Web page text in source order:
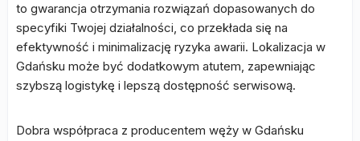
to gwarancja otrzymania rozwiązań dopasowanych do
specyfiki Twojej działalności, co przekłada się na
efektywność i minimalizację ryzyka awarii. Lokalizacja w
Gdańsku może być dodatkowym atutem, zapewniając
szybszą logistykę i lepszą dostępność serwisową.
Dobra współpraca z producentem węży w Gdańsku